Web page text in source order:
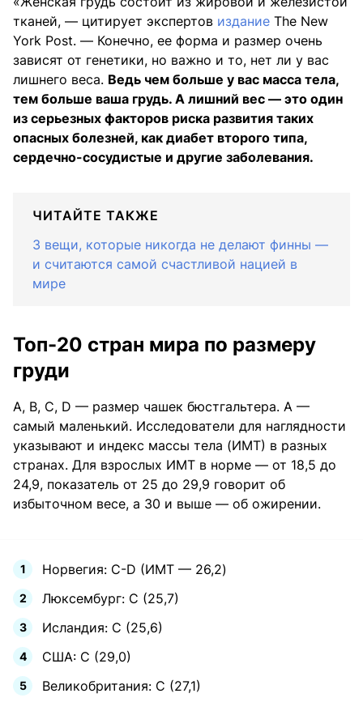
тканей, — цитирует экспертов издание The New
York Post. — Конечно, ее форма и размер очень
зависят от генетики, но важно и то, нет ли у вас
лишнего веса. Ведь чем больше у вас масса тела,
тем больше ваша грудь. А лишний вес — это один
из серьезных факторов риска развития таких
опасных болезней, как диабет второго типа,
сердечно-сосудистые и другие заболевания.
ЧИТАЙТЕ ТАКЖЕ
3 вещи, которые никогда не делают финны —
и считаются самой счастливой нацией в
мире
Топ-20 стран мира по размеру
груди
A, В, С, D — размер чашек бюстгальтера. А —
самый маленький. Исследователи для наглядности
указывают и индекс массы тела (ИМТ) в разных
странах. Для взрослых ИМТ в норме — от 18,5 до
24,9, показатель от 25 до 29,9 говорит об
избыточном весе, а 30 и выше — об ожирении.
Норвегия: C-D (ИМТ — 26,2)
Люксембург: C (25,7)
Исландия: C (25,6)
США: С (29,0)
Великобритания: C (27,1)